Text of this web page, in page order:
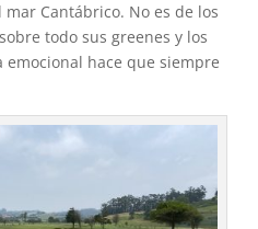
Cantábrico. No es de los
todo sus greenes y los
emocional hace que siempre